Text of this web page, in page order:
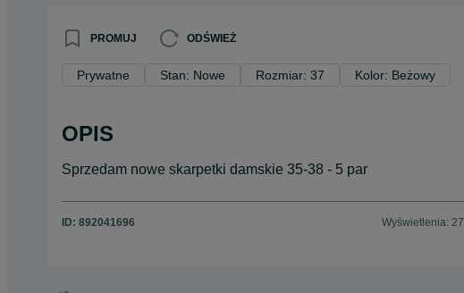
PROMUJ ODŚWIEŻ
Prywatne Stan: Nowe Rozmiar: 37 Kolor: Beżowy
OPIS
Sprzedam nowe skarpetki damskie 35-38 - 5 par
ID: 892041696 Wyświetlenia: 27